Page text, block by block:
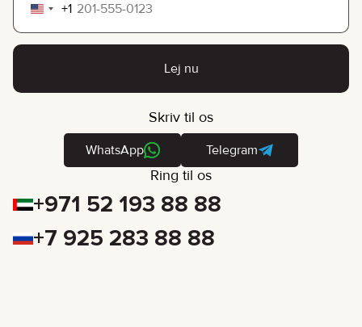
United
States
+1
Lej nu
Skriv til os
WhatsApp Telegram
Ring til os
+971 52 193 88 88
+7 925 283 88 88